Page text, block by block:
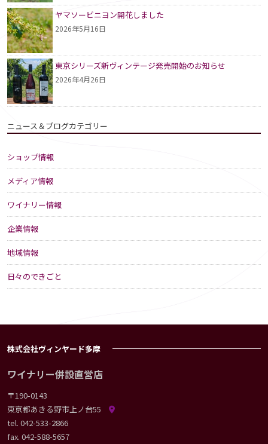
ヤマソービニヨン開花しました
2026年5月16日
東京シリーズ新ヴィンテージ発売開始のお知らせ
2026年4月26日
ニュース＆ブログカテゴリー
ショップ情報
メディア情報
ワイナリー情報
企業情報
地域情報
日々のできごと
株式会社ヴィンヤード多摩
ワイナリー併設直営店
〒190-0143
東京都あきる野市上ノ台55
tel. 042-533-2866
fax. 042-588-5657